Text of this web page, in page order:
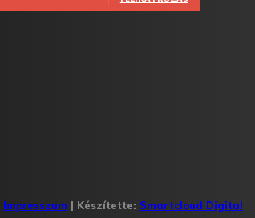
Impresszum | Készítette: Smartcloud Digital